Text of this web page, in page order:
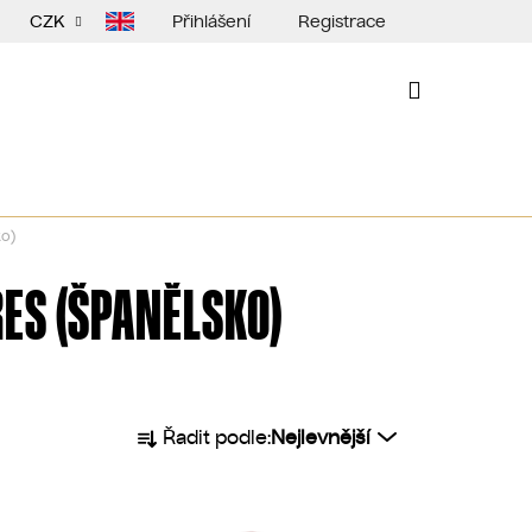
CZK Přihlášení Registrace
(ŠPANĚLSKO)
a Řadit podle:Nejlevnější